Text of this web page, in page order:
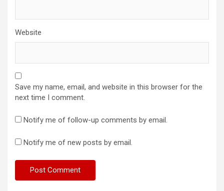
Website
Save my name, email, and website in this browser for the
next time I comment.
Notify me of follow-up comments by email.
Notify me of new posts by email.